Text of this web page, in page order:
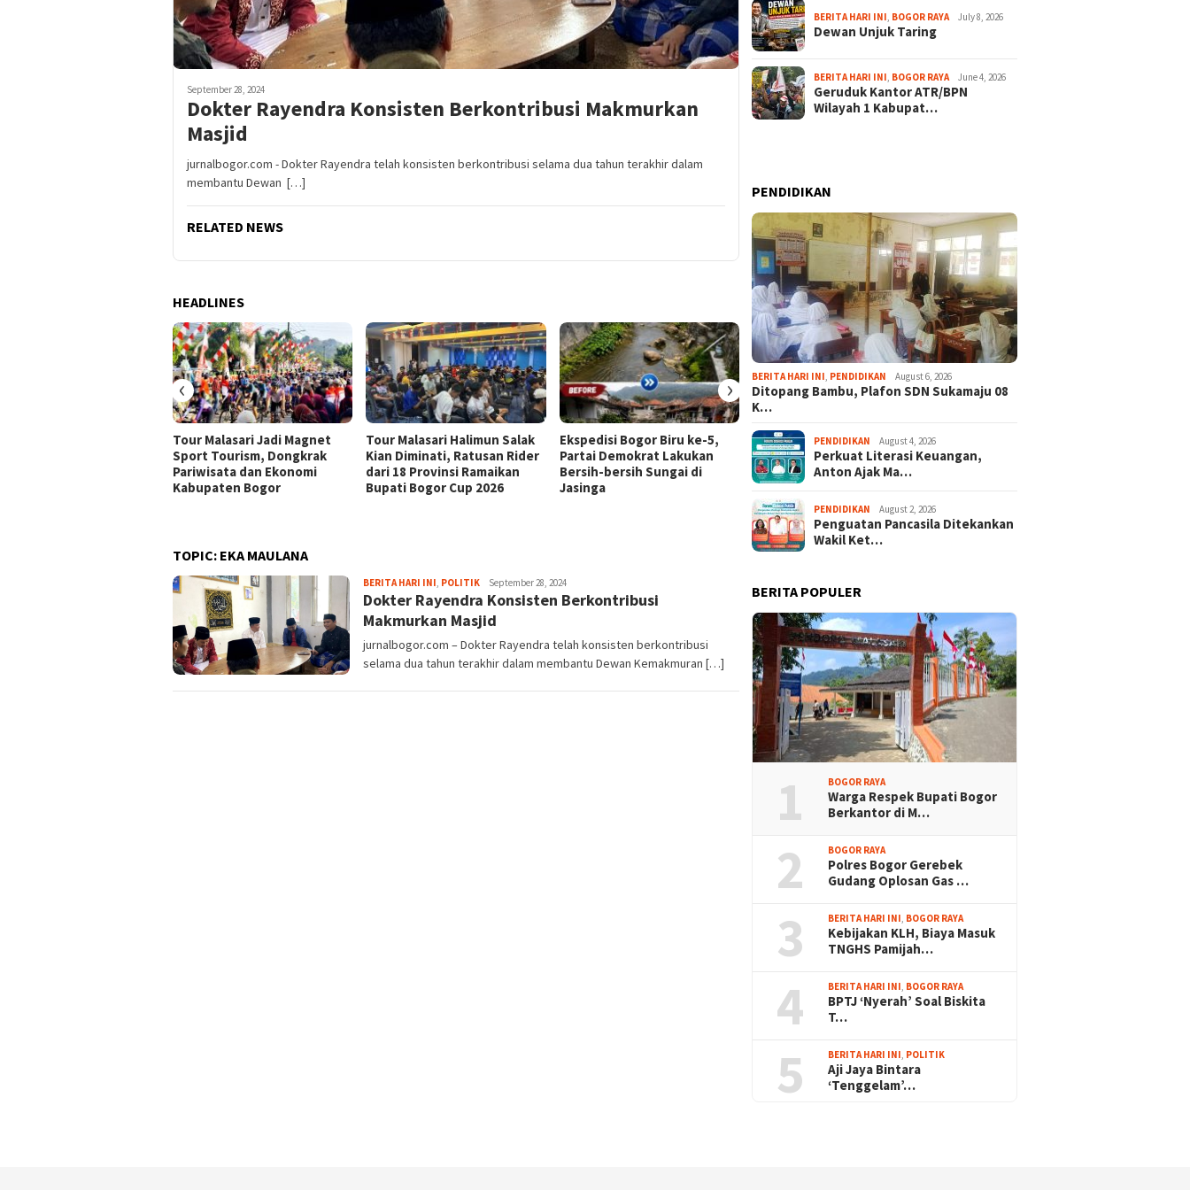
September 28, 2024
Dokter Rayendra Konsisten Berkontribusi Makmurkan
Masjid
jurnalbogor.com - Dokter Rayendra telah konsisten berkontribusi selama dua tahun terakhir dalam
membantu Dewan […]
RELATED NEWS
HEADLINES
Tour Malasari Jadi Magnet
Sport Tourism, Dongkrak
Pariwisata dan Ekonomi
Kabupaten Bogor
Tour Malasari Halimun Salak
Kian Diminati, Ratusan Rider
dari 18 Provinsi Ramaikan
Bupati Bogor Cup 2026
Ekspedisi Bogor Biru ke-5,
Partai Demokrat Lakukan
Bersih-bersih Sungai di
Jasinga
Ekspedisi Bogor Biru di
Pangradin Bangun Kesadaran
Masyarakat Sungai Bebas
Sampah
Kabupaten Bogor, PHRI Bulat
‹ ›
TOPIC: EKA MAULANA
BERITA HARI INI, POLITIKFredy
Kristianto
September 28, 2024
Dokter Rayendra Konsisten Berkontribusi
Makmurkan Masjid
jurnalbogor.com – Dokter Rayendra telah konsisten berkontribusi
selama dua tahun terakhir dalam membantu Dewan Kemakmuran […]
BERITA HARI INI BOGOR RAYA July 8, 2026
Dewan Unjuk Taring
BERITA HARI INI BOGOR RAYA June 4, 2026
Geruduk Kantor ATR/BPN
Wilayah 1 Kabupat…
PENDIDIKAN
BERITA HARI INI PENDIDIKAN August 6, 2026
Ditopang Bambu, Plafon SDN Sukamaju 08
K…
PENDIDIKAN August 4, 2026
Perkuat Literasi Keuangan,
Anton Ajak Ma…
PENDIDIKAN August 2, 2026
Penguatan Pancasila Ditekankan
Wakil Ket…
BERITA POPULER
1 BOGOR RAYA
Warga Respek Bupati Bogor
Berkantor di M…
2 BOGOR RAYA
Polres Bogor Gerebek
Gudang Oplosan Gas …
3 BERITA HARI INI, BOGOR RAYA
Kebijakan KLH, Biaya Masuk
TNGHS Pamijah…
4 BERITA HARI INI, BOGOR RAYA
BPTJ ‘Nyerah’ Soal Biskita
T…
5 BERITA HARI INI, POLITIK
Aji Jaya Bintara
‘Tenggelam’…